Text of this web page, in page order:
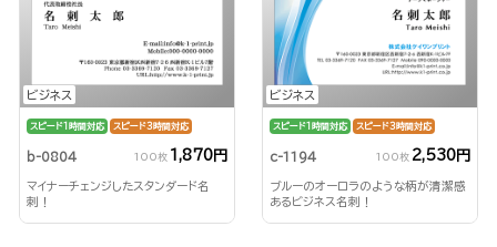
ビジネス
スピード1時間対応 スピード3時間対応
b-0804 100枚 1,870円
マイナーチェンジしたスタンダード名
刺！
ビジネス
スピード1時間対応 スピード3時間対応
c-1194 100枚 2,530円
ブルーのオーロラのような柄が清潔感
あるビジネス名刺！